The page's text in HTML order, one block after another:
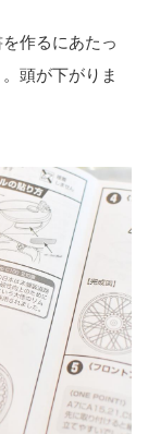
作るにあたっ
頭が下がりま